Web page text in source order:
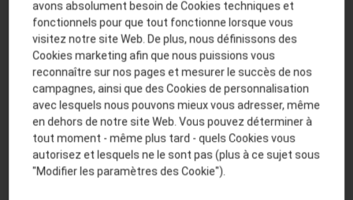
maërl polymorphe
3,8
mélasse de betterave sucrière
2,5
son de blé
1,8
Caractéristiques du produit en un coup d'œil
bonne fertilité et plus de lactations grâce à
avons absolument besoin de Cookies techniques et
fonctionnels pour que tout fonctionne lorsque vous
visitez notre site Web. De plus, nous définissons des
Cookies marketing afin que nous puissions vous
reconnaître sur nos pages et mesurer le succès de nos
campagnes, ainsi que des Cookies de personnalisation
avec lesquels nous pouvons mieux vous adresser, même
en dehors de notre site Web. Vous pouvez déterminer à
tout moment - même plus tard - quels Cookies vous
autorisez et lesquels ne le sont pas (plus à ce sujet sous
"Modifier les paramètres des Cookie").